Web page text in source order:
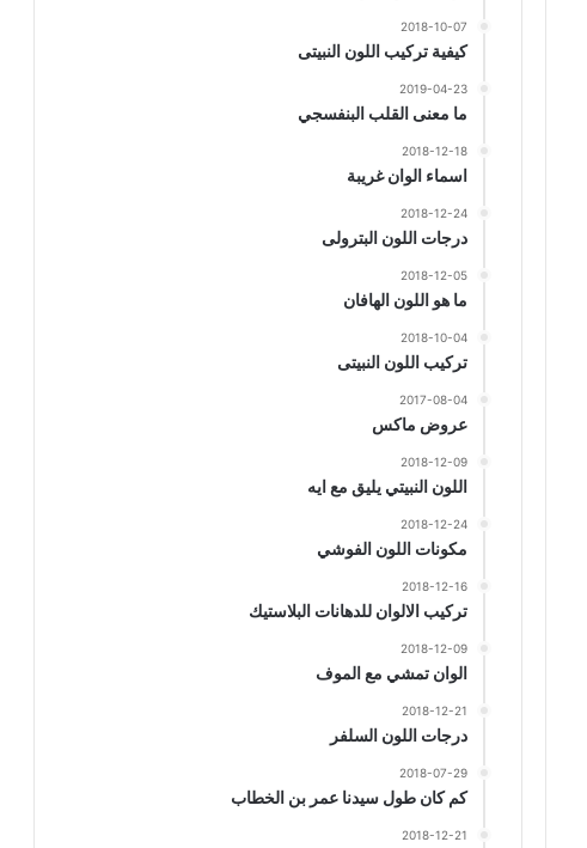
2018-10-07
كيفية تركيب اللون النبيتى
2019-04-23
ما معنى القلب البنفسجي
2018-12-18
اسماء الوان غريبة
2018-12-24
درجات اللون البترولى
2018-12-05
ما هو اللون الهافان
2018-10-04
تركيب اللون النبيتى
2017-08-04
عروض ماكس
2018-12-09
اللون النبيتي يليق مع ايه
2018-12-24
مكونات اللون الفوشي
2018-12-16
تركيب الالوان للدهانات البلاستيك
2018-12-09
الوان تمشي مع الموف
2018-12-21
درجات اللون السلفر
2018-07-29
كم كان طول سيدنا عمر بن الخطاب
2018-12-21